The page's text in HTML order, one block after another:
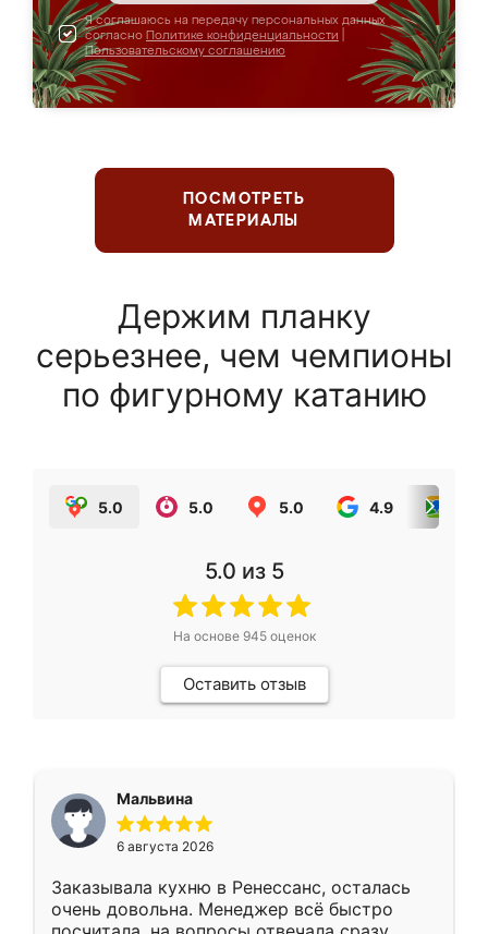
Я соглашаюсь на передачу персональных данных
согласно Политике конфиденциальности
Пользовательскому соглашению
ПОСМОТРЕТЬ
МАТЕРИАЛЫ
Держим планку
серьезнее, чем чемпионы
по фигурному катанию
5.0 5.0 5.0 4.9
5.0 из 5
На основе 945оценок
Оставить отзыв
Мальвина
6 августа 2026
Заказывала кухню в Ренессанс, осталась
очень довольна. Менеджер всё быстро